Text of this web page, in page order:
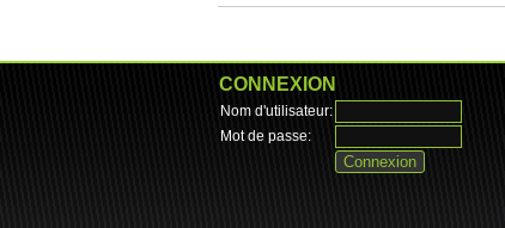
CONNEXION
Nom d'utilisateur:
Mot de passe: